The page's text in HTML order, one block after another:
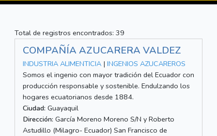
Total de registros encontrados: 39
COMPAÑÍA AZUCARERA VALDEZ
INDUSTRIA ALIMENTICIA | INGENIOS AZUCAREROS
Somos el ingenio con mayor tradición del Ecuador con
producción responsable y sostenible. Endulzando los
hogares ecuatorianos desde 1884.
Ciudad: Guayaquil
Dirección: García Moreno Moreno S/N y Roberto
Astudillo (Milagro- Ecuador) San Francisco de